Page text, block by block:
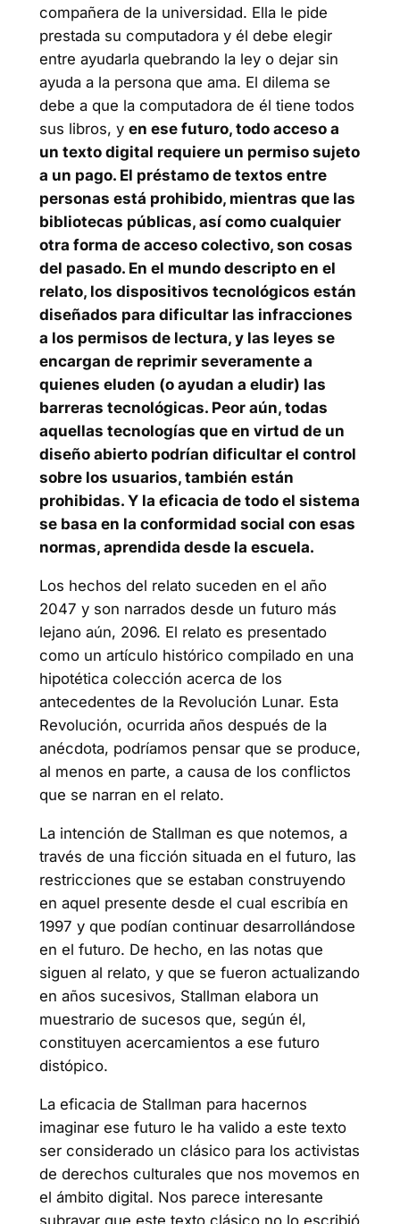
compañera de la universidad. Ella le pide
prestada su computadora y él debe elegir
entre ayudarla quebrando la ley o dejar sin
ayuda a la persona que ama. El dilema se
debe a que la computadora de él tiene todos
sus libros, y en ese futuro, todo acceso a
un texto digital requiere un permiso sujeto
a un pago. El préstamo de textos entre
personas está prohibido, mientras que las
bibliotecas públicas, así como cualquier
otra forma de acceso colectivo, son cosas
del pasado. En el mundo descripto en el
relato, los dispositivos tecnológicos están
diseñados para dificultar las infracciones
a los permisos de lectura, y las leyes se
encargan de reprimir severamente a
quienes eluden (o ayudan a eludir) las
barreras tecnológicas. Peor aún, todas
aquellas tecnologías que en virtud de un
diseño abierto podrían dificultar el control
sobre los usuarios, también están
prohibidas. Y la eficacia de todo el sistema
se basa en la conformidad social con esas
normas, aprendida desde la escuela.
Los hechos del relato suceden en el año
2047 y son narrados desde un futuro más
lejano aún, 2096. El relato es presentado
como un artículo histórico compilado en una
hipotética colección acerca de los
antecedentes de la Revolución Lunar. Esta
Revolución, ocurrida años después de la
anécdota, podríamos pensar que se produce,
al menos en parte, a causa de los conflictos
que se narran en el relato.
La intención de Stallman es que notemos, a
través de una ficción situada en el futuro, las
restricciones que se estaban construyendo
en aquel presente desde el cual escribía en
1997 y que podían continuar desarrollándose
en el futuro. De hecho, en las notas que
siguen al relato, y que se fueron actualizando
en años sucesivos, Stallman elabora un
muestrario de sucesos que, según él,
constituyen acercamientos a ese futuro
distópico.
La eficacia de Stallman para hacernos
imaginar ese futuro le ha valido a este texto
ser considerado un clásico para los activistas
de derechos culturales que nos movemos en
el ámbito digital. Nos parece interesante
subrayar que este texto clásico no lo escribió